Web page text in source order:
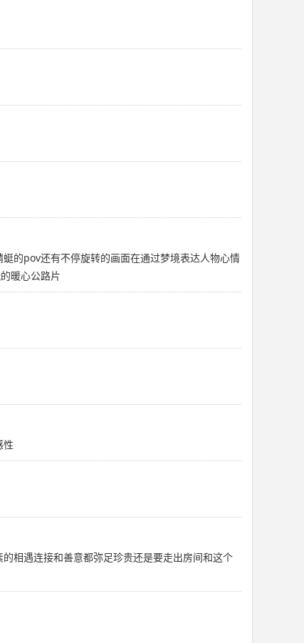
的pov还有不停旋转的画面在通过梦境表达人物心情
暖心公路片
性
相遇连接和善意都弥足珍贵还是要走出房间和这个